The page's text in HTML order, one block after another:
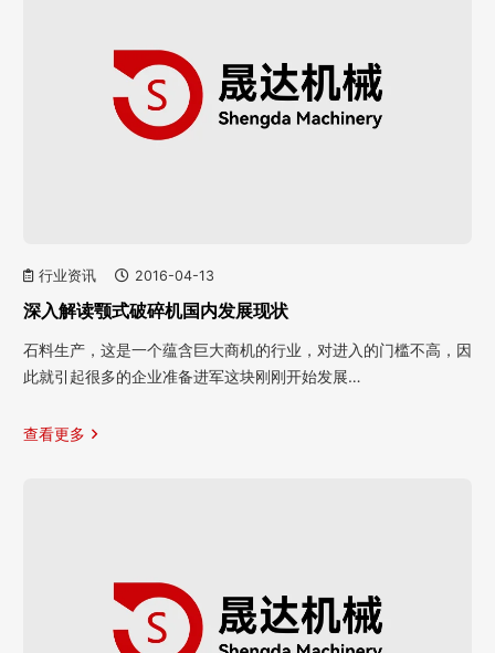
行业资讯 2016-04-13
深入解读颚式破碎机国内发展现状
石料生产，这是一个蕴含巨大商机的行业，对进入的门槛不高，因
此就引起很多的企业准备进军这块刚刚开始发展…
查看更多